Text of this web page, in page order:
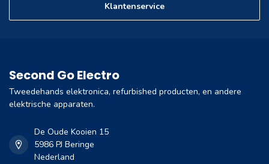
Klantenservice
Second Go Electro
Tweedehands elektronica, refurbished producten, en andere
elektrische apparaten.
De Oude Kooien 15
5986 PJ Beringe
Nederland